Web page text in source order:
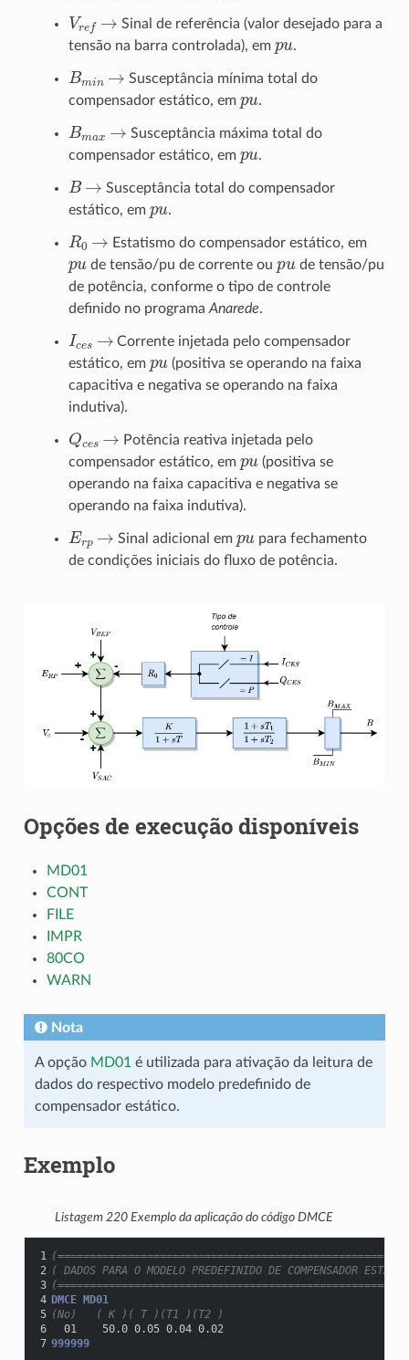
Vr → Sinal de referência (valor desejado para a
tensão na barra controlada), em
.
Bm → Susceptância mínima total do
compensador estático, em
.
Bm → Susceptância máxima total do
compensador estático, em
.
B → Susceptância total do compensador
estático, em
.
R0 → Estatismo do compensador estático, em
de tensão/pu de corrente ou
de tensão/pu
de potência, conforme o tipo de controle
definido no programa Anarede.
Ic → Corrente injetada pelo compensador
estático, em
(positiva se operando na faixa
capacitiva e negativa se operando na faixa
indutiva).
Q →
Potência reativa injetada pelo
compensador estático, em
(positiva se
operando na faixa capacitiva e negativa se
operando na faixa indutiva).
Er → Sinal adicional em
para fechamento
de condições iniciais do fluxo de potência.
Opções de execução disponíveis
MD01
CONT
FILE
IMPR
80CO
WARN
Nota
A opção MD01é utilizada para ativação da leitura de
dados do respectivo modelo predefinido de
compensador estático.
Exemplo
Listagem 220 Exemplo da aplicação do código DMCE
1
2 ( DADOS PARA O MODELO PREDEFINIDO DE COMPENSADOR
3
4 DMCE MD01
5 (No)   ( K )( T )(T1 )(T2 )
6
  01    50.0 0.05 0.04 0.02
7 999999